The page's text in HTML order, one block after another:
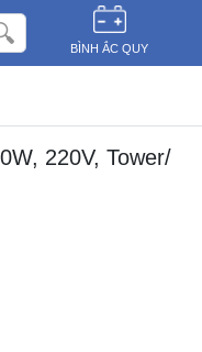
BÌNH ẮC QUY
220V, Tower/